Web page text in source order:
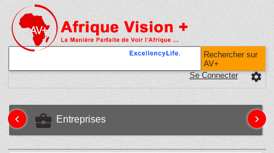
Rechercher sur
AV+
settings
Se Connecter
business_center Entreprises
‹ ›